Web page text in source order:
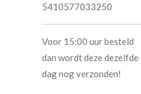
5410577033250
Voor 15:00 uur besteld
dan wordt deze dezelfde
dag nog verzonden!